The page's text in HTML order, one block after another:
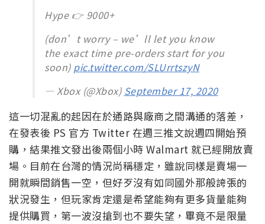
Hype 👉 9000+
(don’t worry – we’ll let you know
the exact time pre-orders start for you
soon) pic.twitter.com/SLUrrtszyN
— Xbox (@Xbox) September 17, 2020
這一切混亂的起因在於通路與廠商之間溝通的落差，
在發表後 PS 官方 Twitter 在週三推文說週四開始預
購，結果推文發出後兩個小時 Walmart 就已經開放賣
場。目前在台灣的情況尚稱穩定，雖說同樣是賣場一
開就瞬間銷售一空，但好歹沒有如同國外那般誇張的
狀況發生，但玩家肯定還是希望能夠有更多貨量能夠
提供購買，第一波沒搶到也不要失望，畢竟不是限量